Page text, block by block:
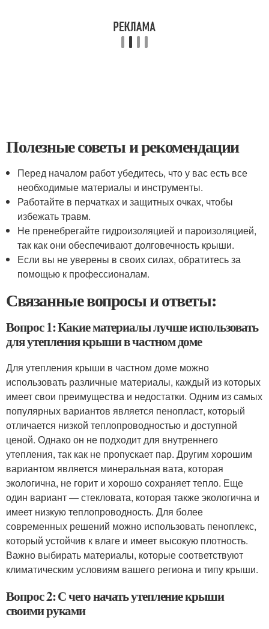
Полезные советы и рекомендации
Перед началом работ убедитесь, что у вас есть все
необходимые материалы и инструменты.
Работайте в перчатках и защитных очках, чтобы
избежать травм.
Не пренебрегайте гидроизоляцией и пароизоляцией,
так как они обеспечивают долговечность крыши.
Если вы не уверены в своих силах, обратитесь за
помощью к профессионалам.
Связанные вопросы и ответы:
Вопрос 1: Какие материалы лучше использовать
для утепления крыши в частном доме
Для утепления крыши в частном доме можно
использовать различные материалы, каждый из которых
имеет свои преимущества и недостатки. Одним из самых
популярных вариантов является пенопласт, который
отличается низкой теплопроводностью и доступной
ценой. Однако он не подходит для внутреннего
утепления, так как не пропускает пар. Другим хорошим
вариантом является минеральная вата, которая
экологична, не горит и хорошо сохраняет тепло. Еще
один вариант — стекловата, которая также экологична и
имеет низкую теплопроводность. Для более
современных решений можно использовать пеноплекс,
который устойчив к влаге и имеет высокую плотность.
Важно выбирать материалы, которые соответствуют
климатическим условиям вашего региона и типу крыши.
Вопрос 2: С чего начать утепление крыши
своими руками